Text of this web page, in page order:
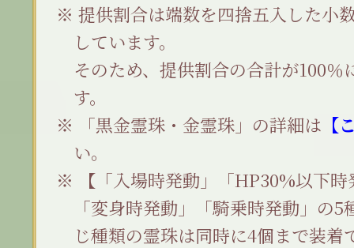
提供割合は端数を四捨五入した小
しています。
そのため、提供割合の合計が100
す。
「黒金霊珠・金霊珠」の詳細は 【
い。
【「入場時発動」「HP30%以下
「変身時発動」「騎乗時発動」の
じ種類の霊珠は同時に4個まで装着